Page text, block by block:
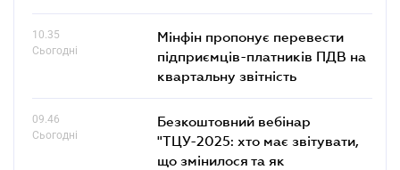
10.35
Сьогодні
Мінфін пропонує перевести
підприємців-платників ПДВ на
квартальну звітність
09.46
Сьогодні
Безкоштовний вебінар
"ТЦУ-2025: хто має звітувати,
що змінилося та як